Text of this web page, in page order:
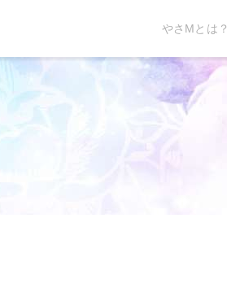
やさMとは？